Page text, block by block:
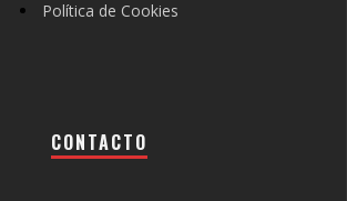
Política de Cookies
CONTACTO